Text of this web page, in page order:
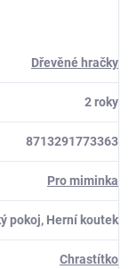
Dřevěné hračky
2 roky
8713291773363
Pro miminka
pokoj, Herní koutek
Chrastítko